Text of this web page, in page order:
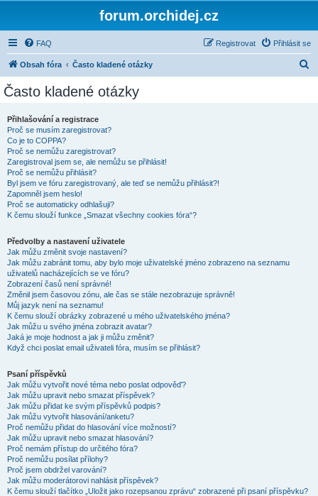
forum.orchidej.cz
FAQ Přihlásit se
Registrovat
Obsah fóra Často kladené otázky
Často kladené otázky
Přihlašování a registrace
Proč se musím zaregistrovat?
Co je to COPPA?
Proč se nemůžu zaregistrovat?
Zaregistroval jsem se, ale nemůžu se přihlásit!
Proč se nemůžu přihlásit?
Byl jsem ve fóru zaregistrovaný, ale teď se nemůžu přihlásit?!
Zapomněl jsem heslo!
Proč se automaticky odhlašuji?
K čemu slouží funkce „Smazat všechny cookies fóra“?
Předvolby a nastavení uživatele
Jak můžu změnit svoje nastavení?
Jak můžu zabránit tomu, aby bylo moje uživatelské jméno zobrazeno na seznamu
uživatelů nacházejících se ve fóru?
Zobrazení časů není správné!
Změnil jsem časovou zónu, ale čas se stále nezobrazuje správně!
Můj jazyk není na seznamu!
K čemu slouží obrázky zobrazené u mého uživatelského jména?
Jak můžu u svého jména zobrazit avatar?
Jaká je moje hodnost a jak ji můžu změnit?
Když chci poslat email uživateli fóra, musím se přihlásit?
Psaní příspěvků
Jak můžu vytvořit nové téma nebo poslat odpověď?
Jak můžu upravit nebo smazat příspěvek?
Jak můžu přidat ke svým příspěvků podpis?
Jak můžu vytvořit hlasování/anketu?
Proč nemůžu přidat do hlasování více možností?
Jak můžu upravit nebo smazat hlasování?
Proč nemám přístup do určitého fóra?
Proč nemůžu posílat přílohy?
Proč jsem obdržel varování?
Jak můžu moderátorovi nahlásit příspěvek?
K čemu slouží tlačítko „Uložit jako rozepsanou zprávu“ zobrazené při psaní příspěvku?